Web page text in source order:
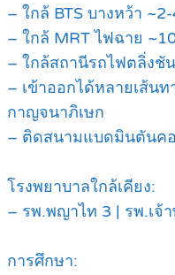
– ใกล้ BTS บางหว้า
– ใกล้ MRT ไฟฉาย
– ใกล้สถานีรถไฟตลิ่งชัน
– เข้าออกได้หลายเส้น
กาญจนาภิเษก
– ติดสนามแบดมินตันค
โรงพยาบาลใกล้เคียง:
– รพ.พญาไท 3 | รพ.เจ้
การศึกษา: